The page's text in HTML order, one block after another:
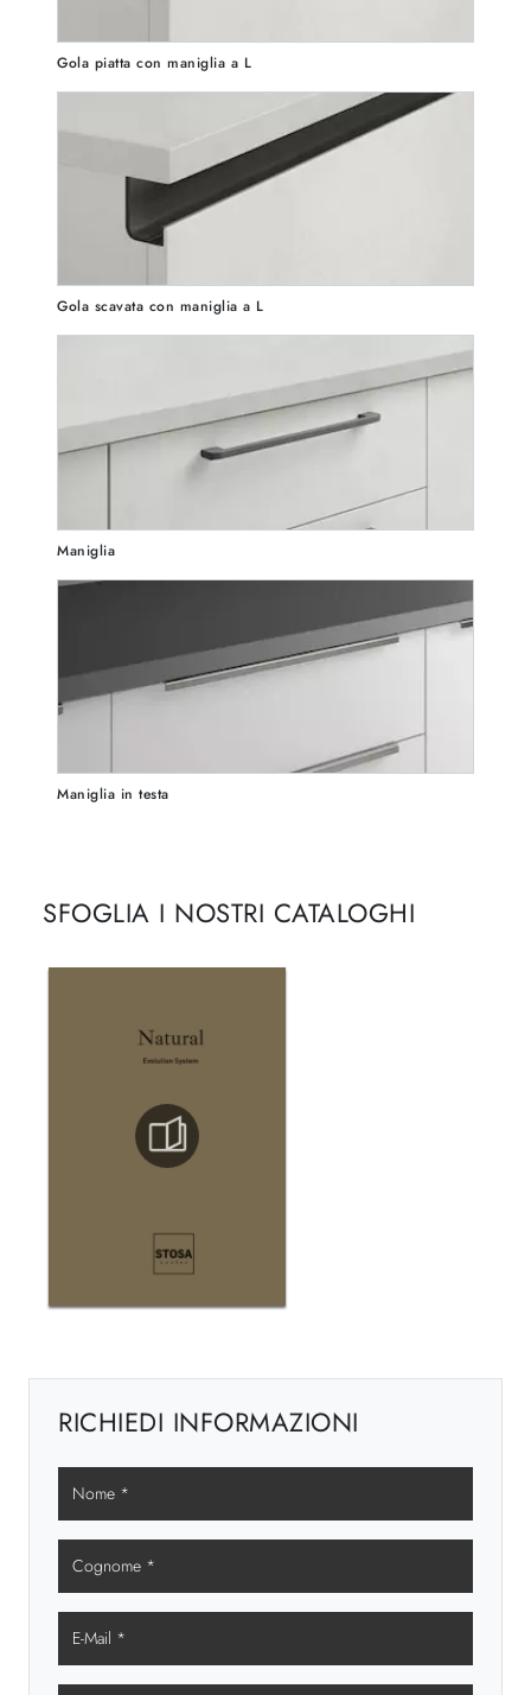
Gola piatta con maniglia a L
Gola scavata con maniglia a L
Maniglia
Maniglia in testa
SFOGLIA I NOSTRI CATALOGHI
RICHIEDI INFORMAZIONI